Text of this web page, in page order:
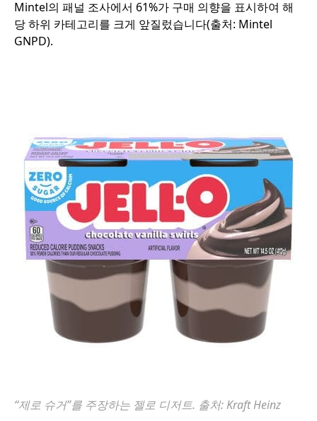
Mintel의 패널 조사에서 61%가 구매 의향을 표시하여 해
당 하위 카테고리를 크게 앞질렀습니다(출처: Mintel
GNPD).
“제로 슈거”를 주장하는 젤로 디저트. 출처: Kraft Heinz